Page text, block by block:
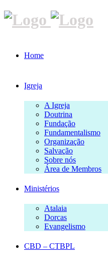
Home
Igreja
A Igreja
Doutrina
Fundação
Fundamentalismo
Organização
Salvação
Sobre nós
Área de Membros
Ministérios
Atalaia
Dorcas
Evangelismo
CBD – CTBPL